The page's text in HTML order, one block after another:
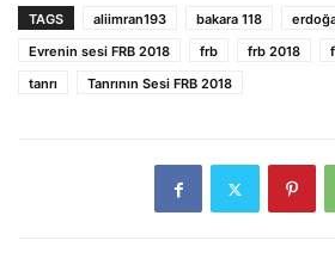
TAGS aliimran193 bakara 118
Evrenin sesi FRB 2018
frb frb 2018
tanrı
Tanrının Sesi FRB 2018